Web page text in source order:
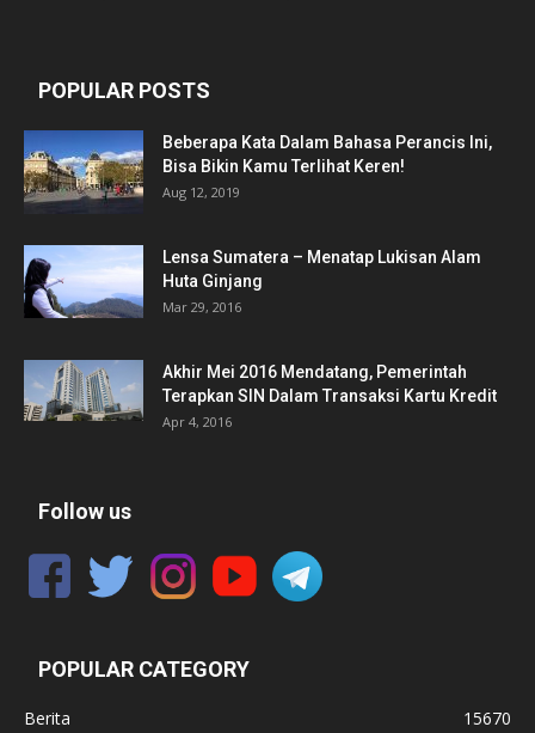
POPULAR POSTS
Beberapa Kata Dalam Bahasa Perancis Ini,
Bisa Bikin Kamu Terlihat Keren!
Aug 12, 2019
Lensa Sumatera – Menatap Lukisan Alam
Huta Ginjang
Mar 29, 2016
Akhir Mei 2016 Mendatang, Pemerintah
Terapkan SIN Dalam Transaksi Kartu Kredit
Apr 4, 2016
Follow us
POPULAR CATEGORY
Berita 15670